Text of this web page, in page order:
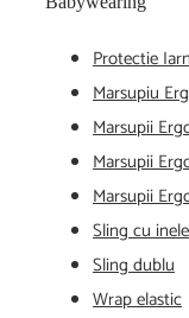
Protectie
Marsupiu
Marsupii
Marsupii
Marsupii
Sling cu inele
Sling dublu
Wrap elastic